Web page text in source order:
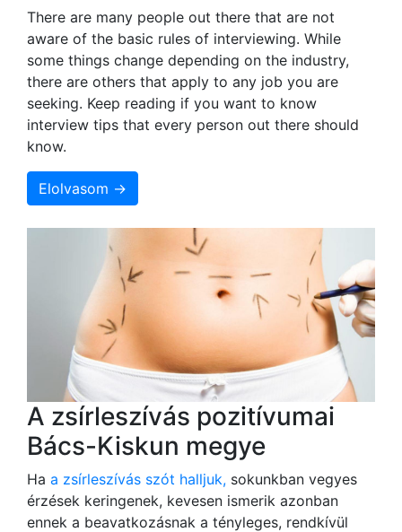
There are many people out there that are not
aware of the basic rules of interviewing. While
some things change depending on the industry,
there are others that apply to any job you are
seeking. Keep reading if you want to know
interview tips that every person out there should
know.
Elolvasom →
A zsírleszívás pozitívumai
Bács-Kiskun megye
Ha a zsírleszívás szót halljuk, sokunkban vegyes
érzések keringenek, kevesen ismerik azonban
ennek a beavatkozásnak a tényleges, rendkívül